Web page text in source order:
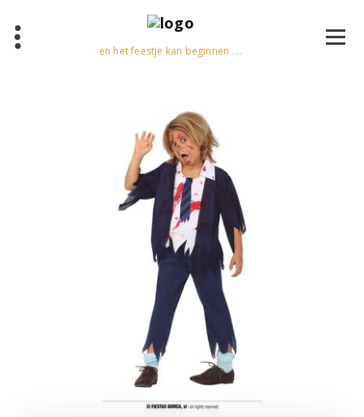
en het feestje kan beginnen ....